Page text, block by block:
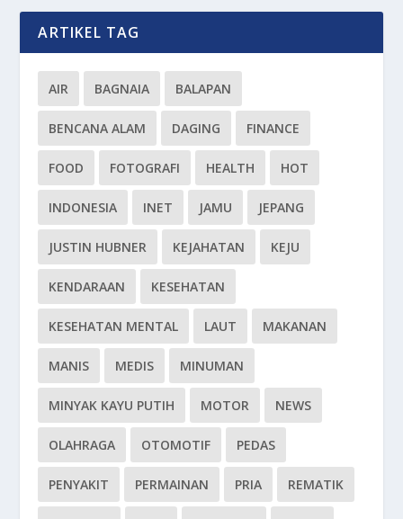
ARTIKEL TAG
AIR BAGNAIA BALAPAN
BENCANA ALAM DAGING FINANCE
FOOD FOTOGRAFI HEALTH HOT
INDONESIA INET JAMU JEPANG
JUSTIN HUBNER KEJAHATAN KEJU
KENDARAAN KESEHATAN
KESEHATAN MENTAL LAUT MAKANAN
MANIS MEDIS MINUMAN
MINYAK KAYU PUTIH MOTOR NEWS
OLAHRAGA OTOMOTIF PEDAS
PENYAKIT PERMAINAN PRIA REMATIK